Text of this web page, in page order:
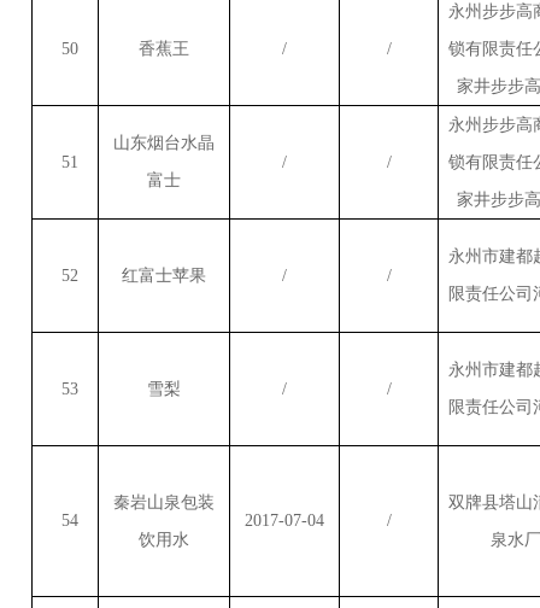
50 香蕉王 / /
永州步步高
锁有限责任
家井步步
51
山东烟台水晶
富士
/ /
永州步步高
锁有限责任
家井步步
52 红富士苹果 / /
永州市建都
限责任公司
53 雪梨 / /
永州市建都
限责任公司
54
秦岩山泉包装
饮用水
2017-07-04 /
双牌县塔山
泉水厂